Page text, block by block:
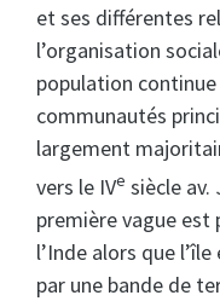
et ses différentes
l’organisation
population
communautés
largement
vers le IVe siècle av.
première vague est
l’Inde alors que
par une bande de